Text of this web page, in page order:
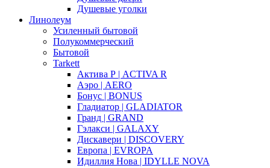
Душевые уголки
Линолеум
Усиленный бытовой
Полукоммерческий
Бытовой
Tarkett
Актива Р | ACTIVA R
Аэро | AERO
Бонус | BONUS
Гладиатор | GLADIATOR
Гранд | GRAND
Гэлакси | GALAXY
Дискавери | DISCOVERY
Европа | EVROPA
Идиллия Нова | IDYLLE NOVA